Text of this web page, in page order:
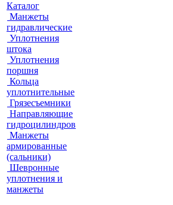
Каталог
Манжеты
гидравлические
Уплотнения
штока
Уплотнения
поршня
Кольца
уплотнительные
Грязесъемники
Направляющие
гидроцилиндров
Манжеты
армированные
(сальники)
Шевронные
уплотнения и
манжеты